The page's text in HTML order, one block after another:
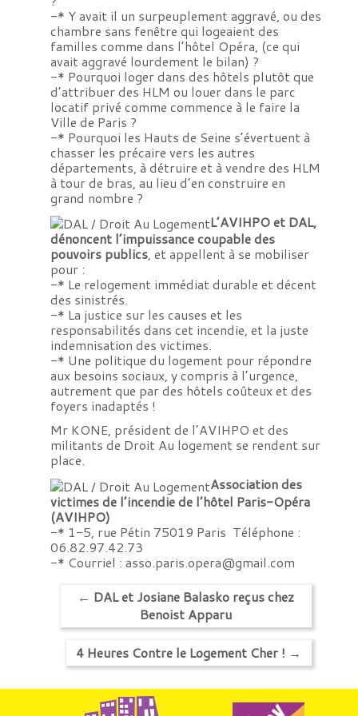
-* Y avait il un surpeuplement aggravé, ou des
chambre sans fenêtre qui logeaient des
familles comme dans l’hôtel Opéra , (ce qui
avait aggravé lourdement le bilan) ?
-* Pourquoi loger dans des hôtels plutôt que
d’attribuer des HLM ou louer dans le parc
locatif privé comme commence à le faire la
Ville de Paris ?
-* Pourquoi les Hauts de Seine s’évertuent à
chasser les précaire vers les autres
départements, à détruire et à vendre des HLM
à tour de bras, au lieu d’en construire en
grand nombre ?
L’AVIHPO et DAL,
dénoncent l’impuissance coupable des
pouvoirs publics, et appellent à se mobiliser
pour :
-* Le relogement immédiat durable et décent
des sinistrés.
-* La justice sur les causes et les
responsabilités dans cet incendie, et la juste
indemnisation des victimes.
-* Une politique du logement pour répondre
aux besoins sociaux, y compris à l’urgence,
autrement que par des hôtels coûteux et des
foyers inadaptés !
Mr KONE, président de l’AVIHPO et des
militants de Droit Au logement se rendent sur
place.
Association des
victimes de l’incendie de l’hôtel Paris-Opéra
(AVIHPO)
-* 1-5, rue Pétin 75019 Paris  Téléphone :
06.82.97.42.73
-* Courriel : asso.paris.opera@gmail.com
← DAL et Josiane Balasko reçus chez
Benoist Apparu
4 Heures Contre le Logement Cher ! →